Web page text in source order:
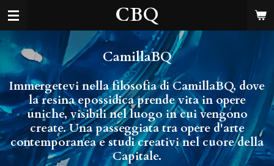
Vai
principale
CBQ
CamillaBQ
Immergetevi nella filosofia di CamillaBQ, dove
la resina epossidica prende vita in opere
uniche, visibili nel luogo in cui vengono
create. Una passeggiata tra opere d'arte
contemporanea e studi creativi nel cuore della
Capitale.